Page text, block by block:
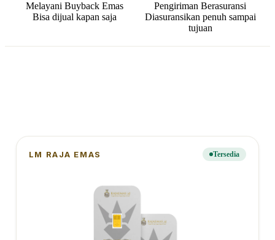
Melayani Buyback Emas
Bisa dijual kapan saja
Pengiriman Berasuransi
Diasuransikan penuh sampai
tujuan
LM RAJA EMAS Tersedia